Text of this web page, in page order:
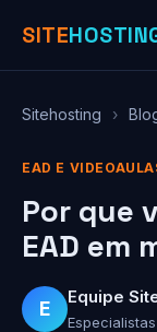
SITE
Sitehosting ›
EAD E
Por que
EAD em
E
Equipe